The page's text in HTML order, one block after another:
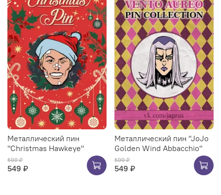
Металлический пин
"Christmas Hawkeye"
600 ₽
549 ₽
Металлический пин "JoJo
Golden Wind Abbacchio"
600 ₽
549 ₽